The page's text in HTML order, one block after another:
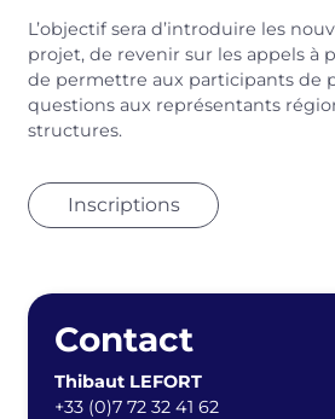
L’objectif sera d’introduire les
projet, de revenir sur les appels à
de permettre aux participants de
questions aux représentants
structures.
Inscriptions
Contact
Thibaut LEFORT
+33 (0)7 72 32 41 62